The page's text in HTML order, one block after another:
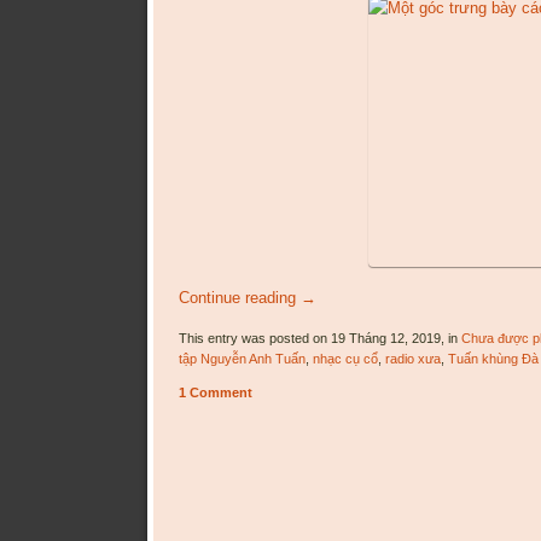
Continue reading →
This entry was posted on 19 Tháng 12, 2019, in Chưa được
tập Nguyễn Anh Tuấn, nhạc cụ cổ, radio xưa, Tuấn khùng Đà
1 Comment